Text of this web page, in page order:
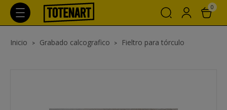
0
Inicio Grabado calcografico Fieltro para tórculo